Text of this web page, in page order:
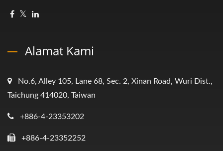
Alamat Kami
No.6, Alley 105, Lane 68, Sec. 2, Xinan Road, Wuri Dist.,
Taichung 414020, Taiwan
+886-4-23353202
+886-4-23352252